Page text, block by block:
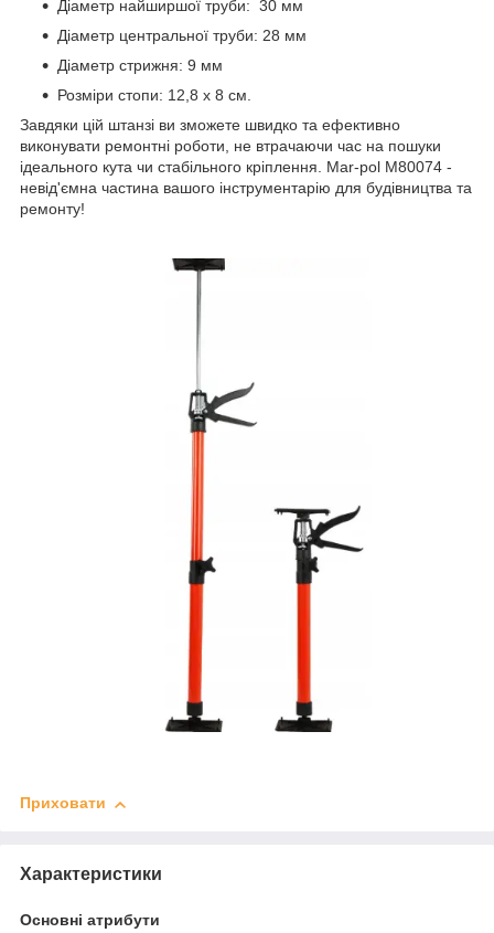
Діаметр найширшої труби: 30 мм
Діаметр центральної труби: 28 мм
Діаметр стрижня: 9 мм
Розміри стопи: 12,8 х 8 см.
Завдяки цій штанзі ви зможете швидко та ефективно
виконувати ремонтні роботи, не втрачаючи час на пошуки
ідеального кута чи стабільного кріплення. Mar-pol M80074 -
невід'ємна частина вашого інструментарію для будівництва та
ремонту!
Приховати
Характеристики
Основні атрибути